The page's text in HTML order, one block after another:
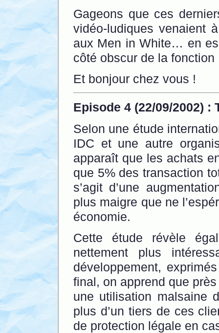
Gageons que ces
vidéo-ludiques venaient
aux Men in White… en
côté obscur de la fonction
Et bonjour chez vous !
Episode 4 (22/09/2002)
Selon une étude
IDC et une autre
apparaît que les achats
que 5% des transaction
s’agit d’une
plus maigre que ne
économie.
Cette étude révèle
nettement plus
développement,
final, on apprend que
une utilisation malsaine
plus d’un tiers de ces
de protection légale en